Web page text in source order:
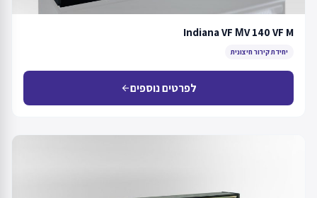
Indiana VF МV 140 VF M
יחידת קירור חיצונית
לפרטים נוספיםarrow_back